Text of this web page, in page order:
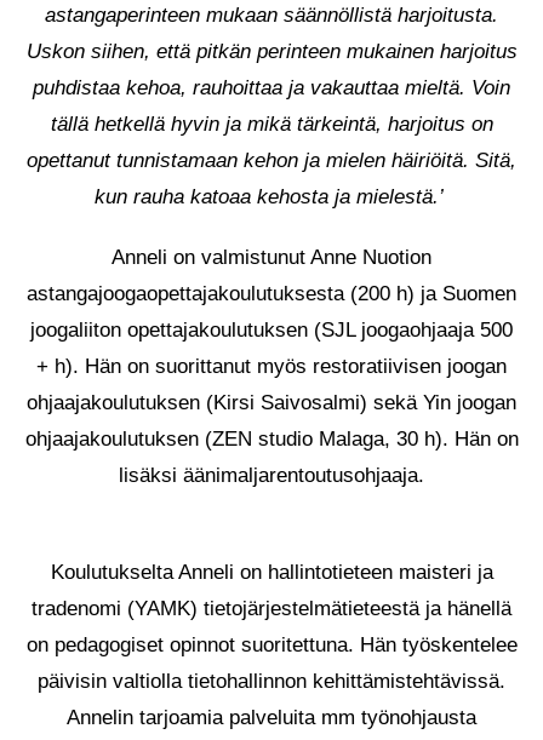
astangaperinteen mukaan säännöllistä harjoitusta.
Uskon siihen, että pitkän perinteen mukainen harjoitus
puhdistaa kehoa, rauhoittaa ja vakauttaa mieltä. Voin
tällä hetkellä hyvin ja mikä tärkeintä, harjoitus on
opettanut tunnistamaan kehon ja mielen häiriöitä. Sitä,
kun rauha katoaa kehosta ja mielestä.’
Anneli on valmistunut Anne Nuotion
astangajoogaopettajakoulutuksesta (200 h) ja Suomen
joogaliiton opettajakoulutuksen (SJL joogaohjaaja 500
+ h). Hän on suorittanut myös restoratiivisen joogan
ohjaajakoulutuksen (Kirsi Saivosalmi) sekä Yin joogan
ohjaajakoulutuksen (ZEN studio Malaga, 30 h). Hän on
lisäksi äänimaljarentoutusohjaaja.
Koulutukselta Anneli on hallintotieteen maisteri ja
tradenomi (YAMK) tietojärjestelmätieteestä ja hänellä
on pedagogiset opinnot suoritettuna. Hän työskentelee
päivisin valtiolla tietohallinnon kehittämistehtävissä.
Annelin tarjoamia palveluita mm työnohjausta